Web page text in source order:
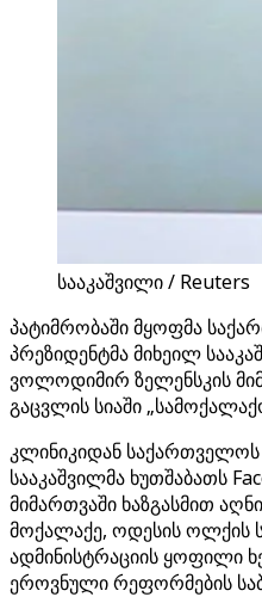
სააკაშვილი / Reuters
პატიმრობაში მყოფმა
პრეზიდენტმა მიხეილ
ვოლოდიმირ ზელენსკის
გაცვლის სიაში
კლინიკიდან საქართველოს
სააკაშვილმა ხუთშაბათს
მიმართვაში ხაზგასმით
მოქალაქე, ოდესის ოლქის
ადმინისტრაციის ყოფილი
ეროვნული რეფორმების